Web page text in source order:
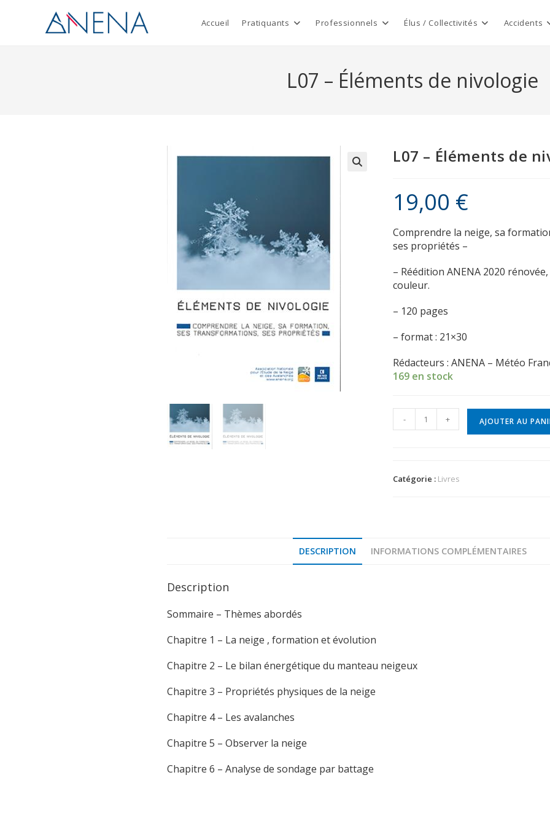
Accueil Pratiquants Professionnels Élus / Collectivités Accidents
L07 – Éléments de nivologie
L07 – Éléments de
19,00 €
Comprendre la neige, sa
ses propriétés –
– Réédition ANENA 2020
couleur.
– 120 pages
– format : 21×30
Rédacteurs : ANENA – Météo
169 en stock
- + AJOUTER AU
Catégorie : Livres
DESCRIPTION INFORMATIONS COMPLÉMENTAIRES
Description
Sommaire – Thèmes abordés
Chapitre 1 – La neige , formation et évolution
Chapitre 2 – Le bilan énergétique du manteau neigeux
Chapitre 3 – Propriétés physiques de la neige
Chapitre 4 – Les avalanches
Chapitre 5 – Observer la neige
Chapitre 6 – Analyse de sondage par battage